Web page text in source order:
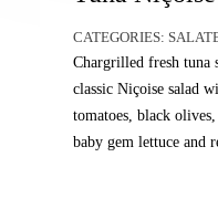
CATEGORIES:
Chargrilled fresh tuna
classic Niçoise salad
tomatoes, black
baby gem lettuce and